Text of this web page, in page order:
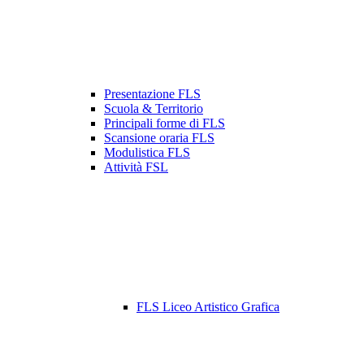
Presentazione FLS
Scuola & Territorio
Principali forme di FLS
Scansione oraria FLS
Modulistica FLS
Attività FSL
FLS Liceo Artistico Grafica